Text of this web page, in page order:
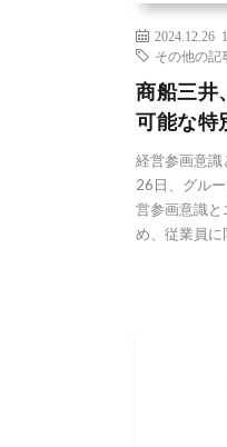
2024.12.26
その他の記
商船三井
可能な特
経営参画意識
26日、グル
営参画意識と
め、従業員